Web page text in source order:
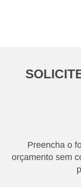
Preencha o
orçamento sem